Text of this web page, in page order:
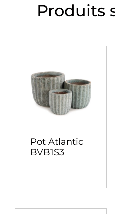
Produits
Pot Atlantic
BVB1S3